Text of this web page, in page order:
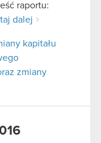
raportu:
dalej
kapitału
zmiany